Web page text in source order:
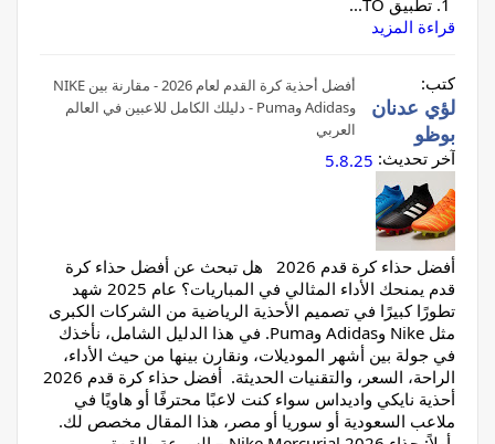
قراءة المزيد
أفضل أحذية كرة القدم لعام 2026 - مقارنة بين NIKE
وAdidas وPuma - دليلك الكامل للاعبين في العالم
العربي
كتب:
لؤي عدنان
بوظو
آخر تحديث: 5.8.25
أفضل حذاء كرة قدم 2026 هل تبحث عن أفضل حذاء كرة
قدم يمنحك الأداء المثالي في المباريات؟ عام 2025 شهد
تطورًا كبيرًا في تصميم الأحذية الرياضية من الشركات الكبرى
مثل Nike وAdidas وPuma. في هذا الدليل الشامل، نأخذك
في جولة بين أشهر الموديلات، ونقارن بينها من حيث الأداء،
الراحة، السعر، والتقنيات الحديثة. أفضل حذاء كرة قدم 2026
أحذية نايكي واديداس سواء كنت لاعبًا محترفًا أو هاويًا في
ملاعب السعودية أو سوريا أو مصر، هذا المقال مخصص لك.